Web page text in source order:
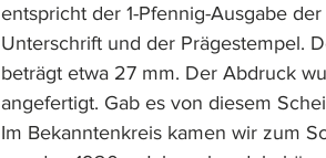
entspricht der 1-Pfennig-Ausgabe
Unterschrift und der Prägestempel.
beträgt etwa 27 mm. Der Abdruck
angefertigt. Gab es von diesem
Im Bekanntenkreis kamen wir zum